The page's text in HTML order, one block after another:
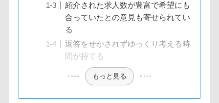
紹介された求人数が豊富で希望にも
合っていたとの意見も寄せられてい
る
返答をせかされずゆっくり考える時
間が持てる
もっと見る